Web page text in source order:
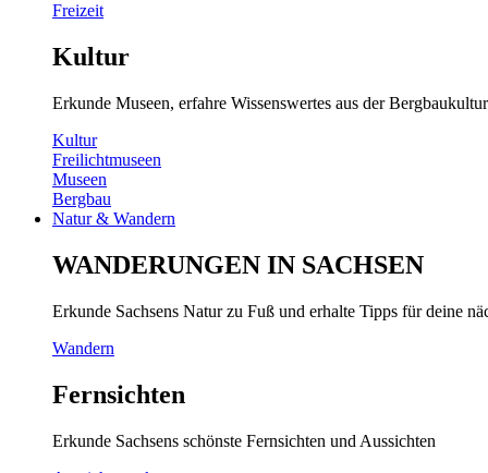
Freizeit
Kultur
Erkunde Museen, erfahre Wissenswertes aus der
Kultur
Freilichtmuseen
Museen
Bergbau
Natur & Wandern
WANDERUNGEN IN SACHSEN
Erkunde Sachsens Natur zu Fuß und erhalte Tipps für deine
Wandern
Fernsichten
Erkunde Sachsens schönste Fernsichten und Aussichten